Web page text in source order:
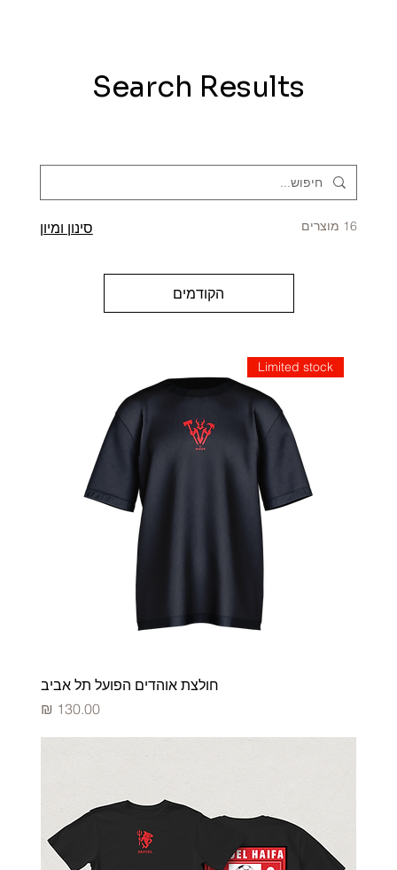
Search Results
16 מוצרים סינון ומיון
הקודמים
Limited stock
חולצת אוהדים הפועל תל אביב
מחיר‏130.00 ‏₪